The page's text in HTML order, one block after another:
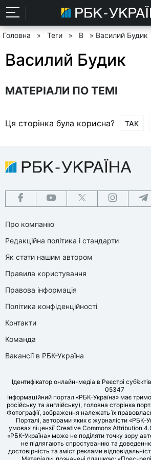
Головна » Теги » В » Василий Будик
Василий Будик
МАТЕРІАЛИ ПО ТЕМІ
Ця сторінка була корисна? ТАК
Про компанію
Редакційна політика і стандарти
Як стати нашим автором
Правила користування
Правова інформація
Політика конфіденційності
Контакти
Команда
Вакансії в РБК-Україна
Ідентифікатор онлайн-медіа в Реєстрі
05347
Інформаційний портал «РБК-Україна» має
російську та англійську), головна сторінка
Фотографії, зображення належать їх
Порталі, авторами яких є журналісти «РБК-
умовах ліцензії Creative Commons Attribution
«РБК-Україна» може не поділяти точку зору
не підлягають спростуванню та
достовірність та зміст реклами